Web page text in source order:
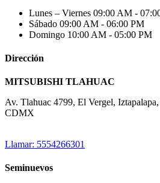
Lunes – Viernes 09:00 AM -
Sábado 09:00 AM - 06:00 PM
Domingo 10:00 AM - 05:00 PM
Dirección
MITSUBISHI TLAHUAC
Av. Tlahuac 4799, El Vergel,
CDMX
Llamar: 5554266301
Seminuevos